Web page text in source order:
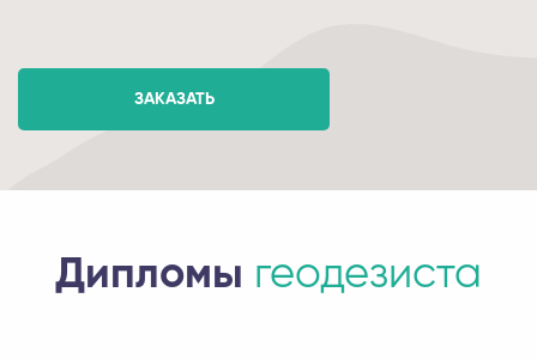
ЗАКАЗАТЬ
Дипломы геодезиста